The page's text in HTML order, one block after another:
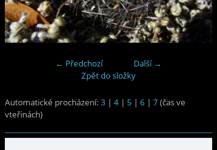
← Předchozí
Další →
Zpět do složky
Automatické procházení: 3 | 4 | 5 | 6 | 7 (čas ve
vteřinách)